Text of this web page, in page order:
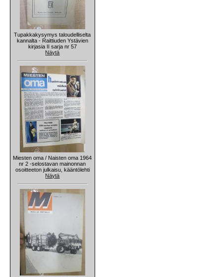
Tupakkakysymys taloudelliselta
kannalta - Raittiuden Ystävien
kirjasia II sarja nr 57
Näytä
Miesten oma / Naisten oma 1964
nr 2 -selostavan mainonnan
osoitteeton julkaisu, kääntölehti
Näytä